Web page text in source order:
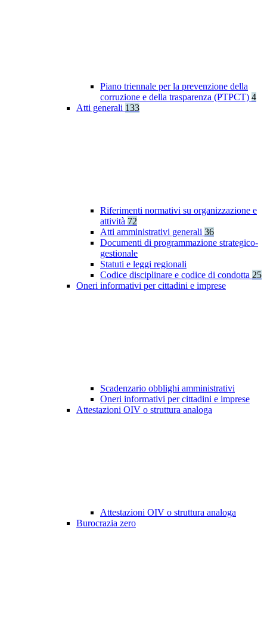
Piano triennale per la prevenzione della
corruzione e della trasparenza (PTPCT) 4
Atti generali 133
Riferimenti normativi su organizzazione e
attività 72
Atti amministrativi generali 36
Documenti di programmazione strategico-
gestionale
Statuti e leggi regionali
Codice disciplinare e codice di condotta 25
Oneri informativi per cittadini e imprese
Scadenzario obblighi amministrativi
Oneri informativi per cittadini e imprese
Attestazioni OIV o struttura analoga
Attestazioni OIV o struttura analoga
Burocrazia zero